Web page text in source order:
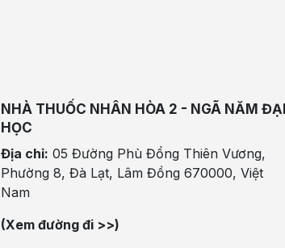
NHÀ THUỐC NHÂN HÒA 2 - NGÃ NĂM ĐẠI
HỌC
Địa chỉ: 05 Đường Phù Đổng Thiên Vương,
Phường 8, Đà Lạt, Lâm Đồng 670000, Việt
Nam
(Xem đường đi >>)